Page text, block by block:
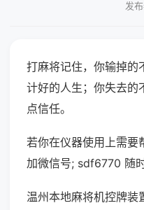
发
打麻将记住，你输掉的
计好的人生；你失去的
点信任。
若你在仪器使用上需要
加微信号; sdf6770 随时
温州本地麻将机控牌装